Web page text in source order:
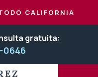
CALIFORNIA
gratuita:
0646